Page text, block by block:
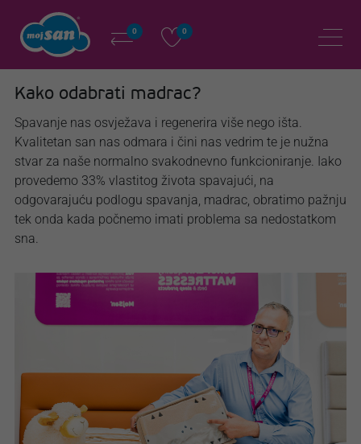
0 0
Kako odabrati madrac?
Spavanje nas osvježava i regenerira više nego išta.
Kvalitetan san nas odmara i čini nas vedrim te je nužna
stvar za naše normalno svakodnevno funkcioniranje. Iako
provedemo 33% vlastitog života spavajući, na
odgovarajuću podlogu spavanja, madrac, obratimo pažnju
tek onda kada počnemo imati problema sa nedostatkom
sna.